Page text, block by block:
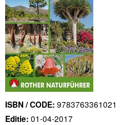
ISBN / CODE: 9783763361021
Editie: 01-04-2017